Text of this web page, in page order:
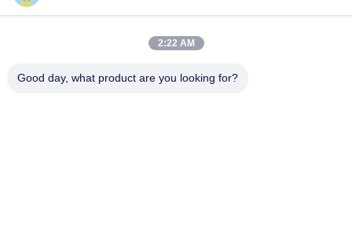
jutaisales18@gmail.com
2:22 AM
Good day, what product are you looking for?